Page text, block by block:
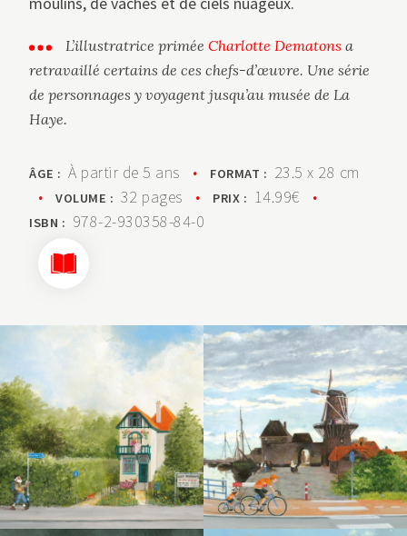
L’illustratrice primée Charlotte Dematons a
retravaillé certains de ces chefs-d’œuvre. Une série
de personnages y voyagent jusqu’au musée de La
Haye.
ÂGE : À partir de 5 ans • FORMAT : 23.5 x 28 cm
•
VOLUME : 32 pages • PRIX : 14.99€ •
ISBN : 978-2-930358-84-0